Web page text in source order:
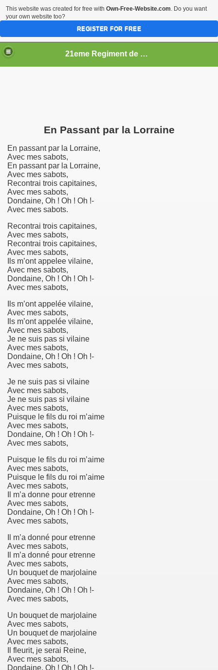
21eme Regiment de Ligne
En Passant par la Lorraine
En passant par la Lorraine,
Avec mes sabots,
En passant par la Lorraine,
Avec mes sabots,
Recontrai trois capitaines,
Avec mes sabots,
Dondaine, Oh ! Oh ! Oh !-
Avec mes sabots.
Recontrai trois capitaines,
Avec mes sabots,
Recontrai trois capitaines,
Avec mes sabots,
Ils m’ont appelee vilaine,
Avec mes sabots,
Dondaine, Oh ! Oh ! Oh !-
Avec mes sabots,
Ils m’ont appelée vilaine,
Avec mes sabots,
Ils m’ont appelée vilaine,
Avec mes sabots,
Je ne suis pas si vilaine
Avec mes sabots,
Dondaine, Oh ! Oh ! Oh !-
Avec mes sabots,
Je ne suis pas si vilaine
Avec mes sabots,
Je ne suis pas si vilaine
Avec mes sabots,
Puisque le fils du roi m’aime
Avec mes sabots,
Dondaine, Oh ! Oh ! Oh !-
Avec mes sabots,
Puisque le fils du roi m’aime
Avec mes sabots,
Puisque le fils du roi m’aime
Avec mes sabots,
Il m’a donne pour etrenne
Avec mes sabots,
Dondaine, Oh ! Oh ! Oh !-
Avec mes sabots,
Il m’a donné pour etrenne
Avec mes sabots,
Il m’a donné pour etrenne
Avec mes sabots,
Un bouquet de marjolaine
Avec mes sabots,
Dondaine, Oh ! Oh ! Oh !-
Avec mes sabots,
Un bouquet de marjolaine
Avec mes sabots,
Un bouquet de marjolaine
Avec mes sabots,
Il fleurit, je serai Reine,
Avec mes sabots,
Dondaine, Oh ! Oh ! Oh !-
This website was created for free with Own-Free-Website.com. Do you want
your own website too?
REGISTER FOR FREE